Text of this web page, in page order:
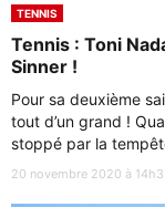
TENNIS
Tennis : Toni
Sinner !
Pour sa deuxième
tout d’un grand !
stoppé par la
20 novembre 2020 à